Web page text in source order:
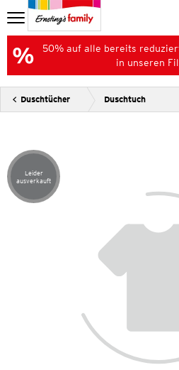
50% auf alle bereits
in unseren
Duschtücher Duschtuch
Artikel leider ausverkauft
Leider
ausverkauft